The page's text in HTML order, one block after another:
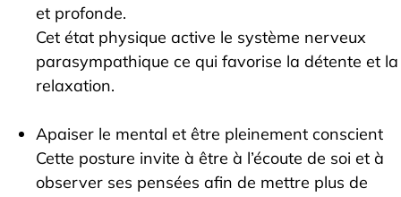
et profonde.
Cet état physique active le système nerveux
parasympathique ce qui favorise la détente et la
relaxation.
Apaiser le mental et être pleinement conscient
Cette posture invite à être à l’écoute de soi et à
observer ses pensées afin de mettre plus de